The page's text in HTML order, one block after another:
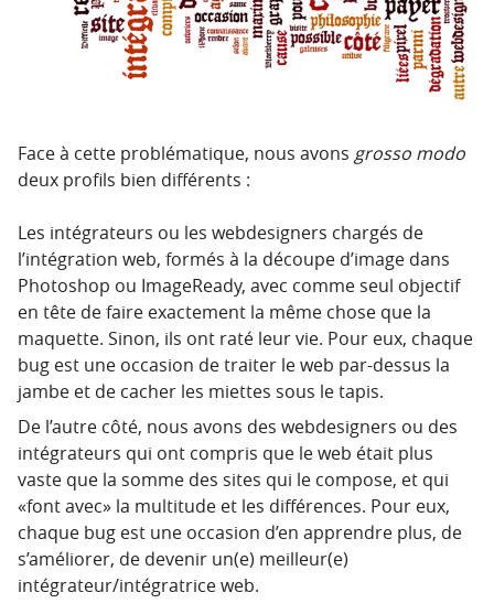
Face à cette problématique, nous avons grosso modo
deux profils bien différents :
Les intégrateurs ou les webdesigners chargés de
l’intégration web, formés à la découpe d’image dans
Photoshop ou ImageReady, avec comme seul objectif
en tête de faire exactement la même chose que la
maquette. Sinon, ils ont raté leur vie. Pour eux, chaque
bug est une occasion de traiter le web par-dessus la
jambe et de cacher les miettes sous le tapis.
De l’autre côté, nous avons des webdesigners ou des
intégrateurs qui ont compris que le web était plus
vaste que la somme des sites qui le compose, et qui
«font avec» la multitude et les différences. Pour eux,
chaque bug est une occasion d’en apprendre plus, de
s’améliorer, de devenir un(e) meilleur(e)
intégrateur/intégratrice web.